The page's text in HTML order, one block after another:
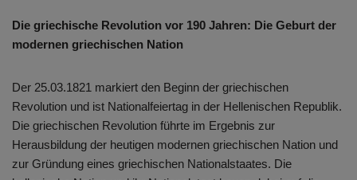
Die griechische Revolution vor 190 Jahren: Die Geburt der
modernen griechischen Nation
Der 25.03.1821 markiert den Beginn der griechischen
Revolution und ist Nationalfeiertag in der Hellenischen Republik.
Die griechischen Revolution führte im Ergebnis zur
Herausbildung der heutigen modernen griechischen Nation und
zur Gründung eines griechischen Nationalstaates. Die